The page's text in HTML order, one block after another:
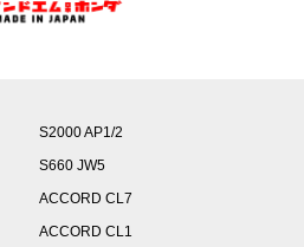
S2000 AP1/2
S660 JW5
ACCORD CL7
ACCORD CL1